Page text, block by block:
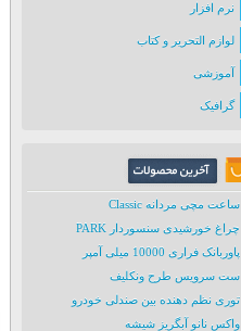
نرم افزار
لوازم التحریر و کتاب
آموزشی
گرافیک
ساعت مچی مردانه Classic
چراغ خورشیدی سنسوردار PARK
پاوربانک فراری 10000 میلی آمپر
ست سرویس طرح ونکلیف
توری نظم دهنده بین صندلی خودرو
واکس نانو آبگریز شیشه